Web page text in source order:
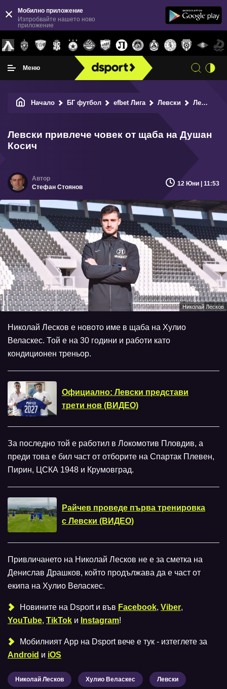
Мобилно приложение
Изпробвайте нашето ново
приложение
Меню
Начало БГ футбол efbet Лига Левски Левски привлече човек от щаба на Душан Косич
Левски привлече човек от щаба на Душан
Косич
Стефан Стоянов 12 Юни | 11:53
Николай Лесков
Николай Лесков е новото име в щаба на Хулио
Веласкес. Той е на 30 години и работи като
кондиционен треньор.
Официално: Левски представи
трети нов (ВИДЕО)
За последно той е работил в Локомотив Пловдив, а
преди това е бил част от отборите на Спартак Плевен,
Пирин, ЦСКА 1948 и Крумовград.
Райчев проведе първа тренировка
с Левски (ВИДЕО)
Привличането на Николай Лесков не е за сметка на
Денислав Драшков, който продължава да е част от
екипа на Хулио Веласкес.
Новините на Dsport и във Facebook, Viber,
YouTube, TikTok и Instagram!
Мобилният Аpp на Dsport вече е тук - изтеглете за
Android и iOS
Николай Лесков Хулио Веласкес Левски